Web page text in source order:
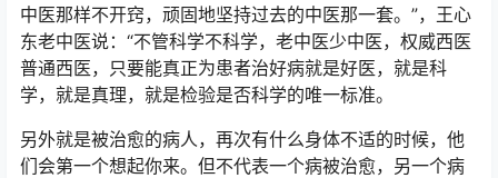
中医那样不开窍，顽固地坚持过去的中医那一套。”，王心
东老中医说：“不管科学不科学，老中医少中医，权威西医
普通西医，只要能真正为患者治好病就是好医，就是科
学，就是真理，就是检验是否科学的唯一标准。
另外就是被治愈的病人，再次有什么身体不适的时候，他
们会第一个想起你来。但不代表一个病被治愈，另一个病